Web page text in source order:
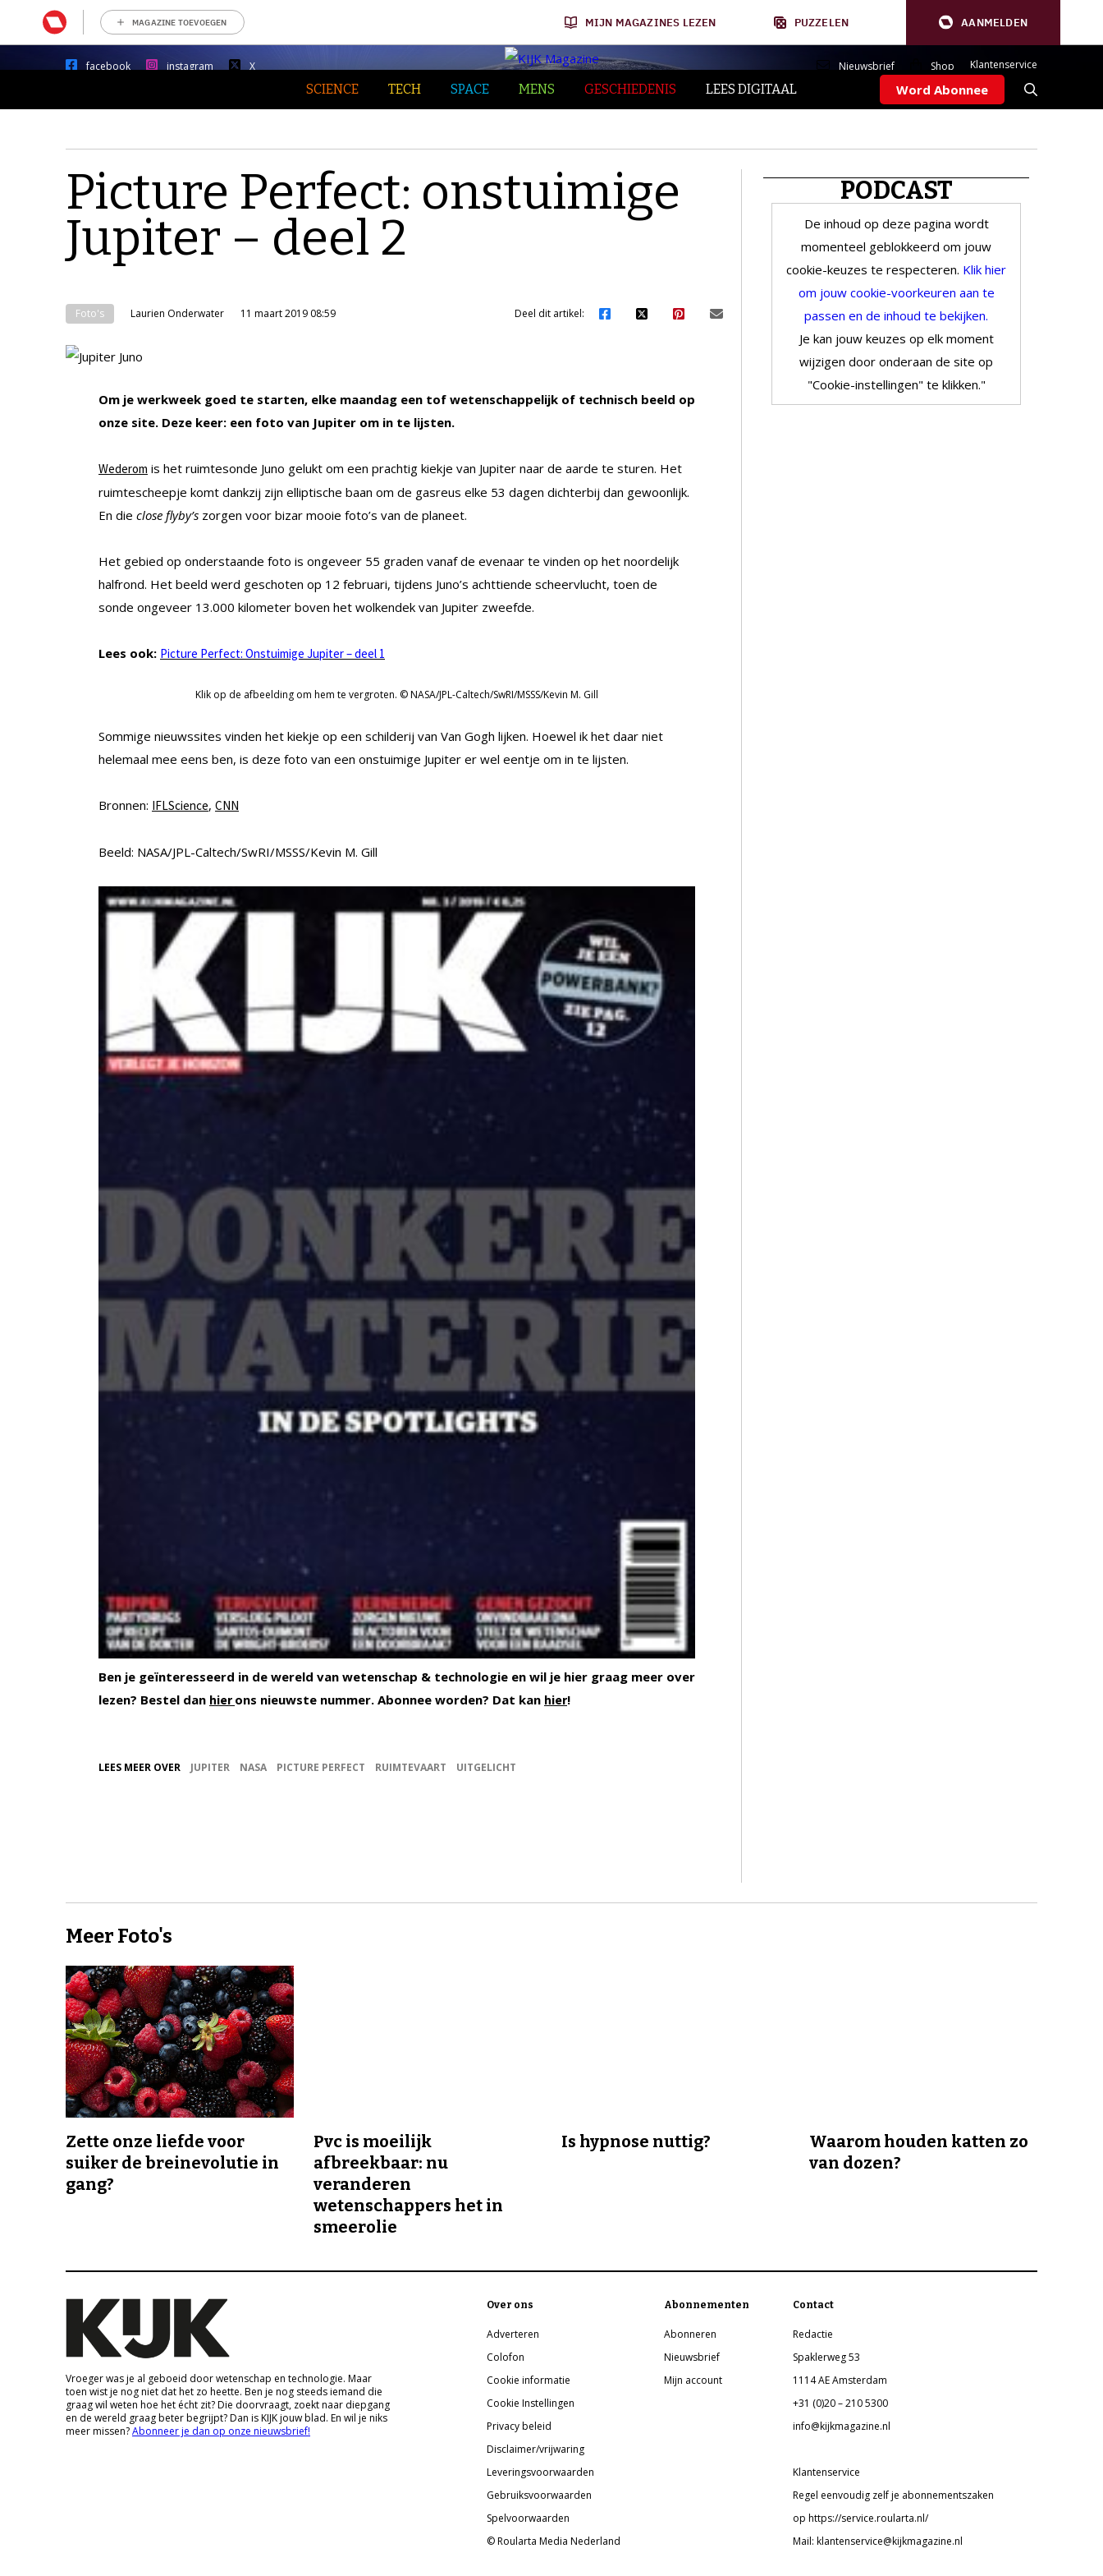
MAGAZINE TOEVOEGEN MIJN MAGAZINES LEZEN PUZZELEN AANMELDEN
facebook instagram X Nieuwsbrief Shop Klantenservice
SCIENCE TECH SPACE MENS GESCHIEDENIS LEES DIGITAAL Word Abonnee
Picture Perfect: onstuimige
Jupiter – deel 2
Foto's Laurien Onderwater 11 maart 2019 08:59 Deel dit artikel:
Om je werkweek goed te starten, elke maandag een tof wetenschappelijk of technisch beeld op
onze site. Deze keer: een foto van Jupiter om in te lijsten.
Wederom is het ruimtesonde Juno gelukt om een prachtig kiekje van Jupiter naar de aarde te sturen. Het
ruimtescheepje komt dankzij zijn elliptische baan om de gasreus elke 53 dagen dichterbij dan gewoonlijk.
En die close flyby’s zorgen voor bizar mooie foto’s van de planeet.
Het gebied op onderstaande foto is ongeveer 55 graden vanaf de evenaar te vinden op het noordelijk
halfrond. Het beeld werd geschoten op 12 februari, tijdens Juno’s achttiende scheervlucht, toen de
sonde ongeveer 13.000 kilometer boven het wolkendek van Jupiter zweefde.
Lees ook: Picture Perfect: Onstuimige Jupiter – deel 1
Klik op de afbeelding om hem te vergroten. © NASA/JPL-Caltech/SwRI/MSSS/Kevin M. Gill
Sommige nieuwssites vinden het kiekje op een schilderij van Van Gogh lijken. Hoewel ik het daar niet
helemaal mee eens ben, is deze foto van een onstuimige Jupiter er wel eentje om in te lijsten.
Bronnen: IFLScience, CNN
Beeld: NASA/JPL-Caltech/SwRI/MSSS/Kevin M. Gill
Ben je geïnteresseerd in de wereld van wetenschap & technologie en wil je hier graag meer over
lezen? Bestel dan hier ons nieuwste nummer. Abonnee worden? Dat kan hier!
LEES MEER OVER JUPITER NASA PICTURE PERFECT RUIMTEVAART UITGELICHT
PODCAST
De inhoud op deze pagina wordt
momenteel geblokkeerd om jouw
cookie-keuzes te respecteren. Klik hier
om jouw cookie-voorkeuren aan te
passen en de inhoud te bekijken.
Je kan jouw keuzes op elk moment
wijzigen door onderaan de site op
"Cookie-instellingen" te klikken."
Meer Foto's
Zette onze liefde voor
suiker de breinevolutie in
gang?
Pvc is moeilijk
afbreekbaar: nu
veranderen
wetenschappers het in
smeerolie
Is hypnose nuttig?
Waarom houden katten zo
van dozen?
Vroeger was je al geboeid door wetenschap en technologie. Maar
toen wist je nog niet dat het zo heette. Ben je nog steeds iemand die
graag wil weten hoe het écht zit? Die doorvraagt, zoekt naar diepgang
en de wereld graag beter begrijpt? Dan is KIJK jouw blad. En wil je niks
meer missen?Abonneer je dan op onze nieuwsbrief!
Over ons
Adverteren
Colofon
Cookie informatie
Cookie Instellingen
Privacy beleid
Disclaimer/vrijwaring
Leveringsvoorwaarden
Gebruiksvoorwaarden
Spelvoorwaarden
© Roularta Media Nederland
Abonnementen
Abonneren
Nieuwsbrief
Mijn account
Contact
Redactie
Spaklerweg 53
1114 AE Amsterdam
+31 (0)20 – 210 5300
info@kijkmagazine.nl
Klantenservice
Regel eenvoudig zelf je abonnementszaken
op https://service.roularta.nl/
Mail: klantenservice@kijkmagazine.nl